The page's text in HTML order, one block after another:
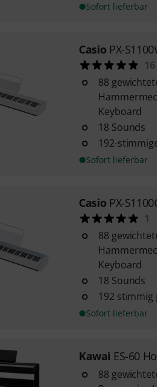
Sofort lieferbar
Casio PX-
16
88
Keyboard
18 Sounds
192-
Sofort lieferbar
Casio PX-
1
88
Keyboard
18 Sounds
192
Sofort lieferbar
Kawai ES-60
88